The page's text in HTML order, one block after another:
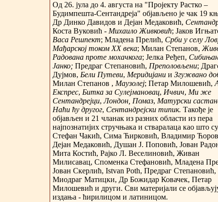
Од 26. јула до 4. августа на "Пројекту Растко –
Будимпешта-Сентандреја" објављено је чак 19
Др Динко Давидов и Дејан Медаковић,
Коста Вуковић - Михаило Живковић; Јаков
Васа Решпект; Младена Прелић, Срби у селу
Мађарској током XX века; Милан Степанов,
Радована проте мохачкога; Јелка Ређеп,
Јанко; Предраг Степановић, Преполовљени;
Дујмов, Бели Путеви, Меридијани и Згужвано
Милан Степанов , Маузолеј; Петар Милошевић,
Експрес, Битка за Сулејмановац, Ичвич, Ми же
Сентандрејци,Лондон, Помаз, Матурски
Наћи ћу другог, Сентандрејски типик. Такође је
објављен и 21 чланак из разних области из пера
најпознатијих стручњака и стваралаца као што су
Стефан Чакић, Сима Ћирковић, Владимир
Дејан Медаковић, Душан Ј. Поповић, Јован
Мита Костић, Рајко Л. Веселиновић, Живан
Милисавац, Споменка Стефановић, Младена
Јован Скерлић, Istvan Poth, Предраг Степановић,
Миодраг Матицки, Др Божидар Ковачек, Петар
Милошевић и други. Сви материјали се
издања - ћирилицом и латиницом.